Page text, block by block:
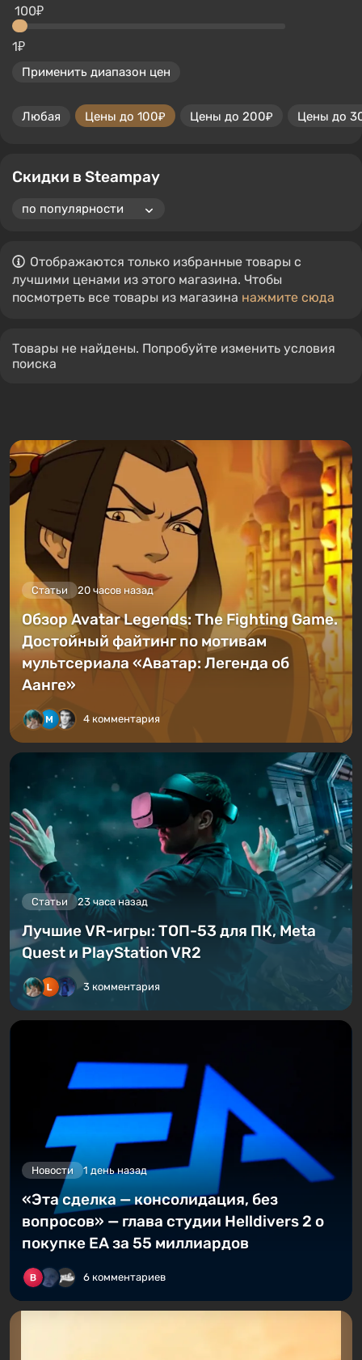
1₽
100₽
Применить диапазон цен
Любая Цены до 100₽ Цены до 200₽ Цены до
Скидки в Steampay
Отображаются только избранные товары с
лучшими ценами из этого магазина. Чтобы
посмотреть все товары из магазина нажмите сюда
Товары не найдены. Попробуйте изменить условия
поиска
Статьи 20 часов назад
Обзор Avatar Legends: The Fighting Game.
Достойный файтинг по мотивам
мультсериала «Аватар: Легенда об
Аанге»
4 комментария
Статьи 23 часа назад
Лучшие VR-игры: ТОП-53 для ПК, Meta
Quest и PlayStation VR2
3 комментария
Новости 1 день назад
«Эта сделка — консолидация, без
вопросов» — глава студии Helldivers 2 о
покупке EA за 55 миллиардов
6 комментариев